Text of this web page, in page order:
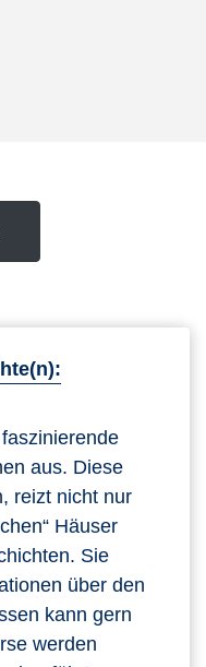
sortieren
Kurse nach Datum
aus. Diese
reizt nicht nur
Häuser
Sie
über den
kann gern
werden